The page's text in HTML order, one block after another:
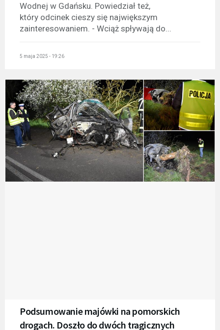
Wodnej w Gdańsku. Powiedział też,
który odcinek cieszy się największym
zainteresowaniem. - Wciąż spływają do...
5 maja 2025 - 19:26
Podsumowanie majówki na pomorskich
drogach. Doszło do dwóch tragicznych